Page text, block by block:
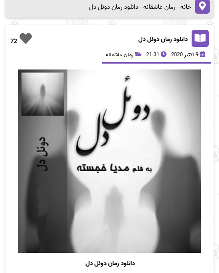
خانه-رمان عاشقانه-دانلود رمان دوئل دل
72 دانلود رمان دوئل دل
9 اکتبر 2020 21:31 رمان عاشقانه
دانلود رمان دوئل دل